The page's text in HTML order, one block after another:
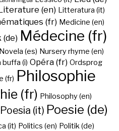
(en) Litteratura (it)
(fr) Medicine (en)
(de) Médecine (fr)
Novela (es) Nursery rhyme (en)
buffa (i) Opéra (fr) Ordsprog
(fr) Philosophie
(fr) Philosophy (en)
Poesia (it) Poesie (de)
(it) Politics (en) Politik (de)